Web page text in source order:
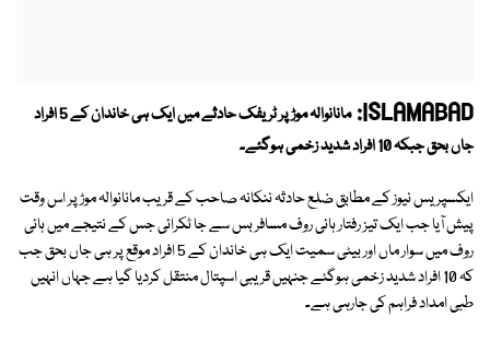
ISLAMABAD:
مانانوالہ موڑ پر ٹریفک حادثے میں ایک ہی خاندان کے 5 افراد
جاں بحق جبکہ 10 افراد شدید زخمی ہوگئے۔
ایکسپریس نیوز کے مطابق ضلع حادثہ ننکانہ صاحب کے قریب مانانوالہ موڑ پر اس وقت
پیش آیا جب ایک تیز رفتار ہائی روف مسافر بس سے جا ٹکرائی جس کے نتیجے میں ہائی
روف میں سوار ماں اور بیٹی سمیت ایک ہی خاندان کے 5 افراد موقع پر ہی جاں بحق جب
کہ 10 افراد شدید زخمی ہوگئے جنہیں قریبی اسپتال منتقل کردیا گیا ہے جہاں انہیں
طبی امداد فراہم کی جارہی ہے۔